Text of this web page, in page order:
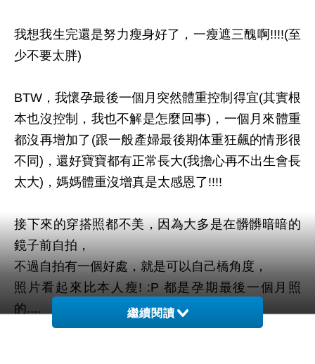
我想我生完還是努力瘦身好了，一瘦遮三醜啊!!!!(至
少不要太胖)
BTW，我懷孕最後一個月突然體重控制得宜(其實根
本也沒控制，我也不解是怎麼回事)，一個月來體重
都沒再增加了(跟一般產婦最後期体重狂飆的情形很
不同)，還好寶寶都有正常長大(我擔心再不出生會長
太大)，媽媽體重沒增真是太感恩了!!!!
接下來的穿搭照都不美，因為大多是在髒髒暗暗的
鏡子前自拍，
不過自拍有一個好處，就是可以自己橋角度，
照片看起來比本人瘦! :P 都是孕期最後一個月照
的....
繼續閱讀